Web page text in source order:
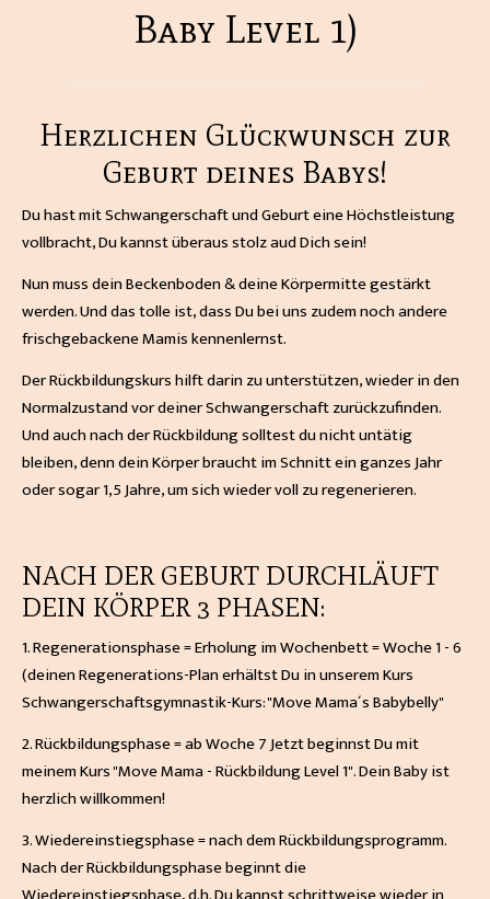
Baby Level 1)
Herzlichen Glückwunsch zur
Geburt deines Babys!
Du hast mit Schwangerschaft und Geburt eine Höchstleistung
vollbracht, Du kannst überaus stolz aud Dich sein!
Nun muss dein Beckenboden & deine Körpermitte gestärkt
werden. Und das tolle ist, dass Du bei uns zudem noch andere
frischgebackene Mamis kennenlernst.
Der Rückbildungskurs hilft darin zu unterstützen, wieder in den
Normalzustand vor deiner Schwangerschaft zurückzufinden.
Und auch nach der Rückbildung solltest du nicht untätig
bleiben, denn dein Körper braucht im Schnitt ein ganzes Jahr
oder sogar 1,5 Jahre, um sich wieder voll zu regenerieren.
NACH DER GEBURT DURCHLÄUFT
DEIN KÖRPER 3 PHASEN:
1. Regenerationsphase = Erholung im Wochenbett = Woche 1 - 6
(deinen Regenerations-Plan erhältst Du in unserem Kurs
Schwangerschaftsgymnastik-Kurs: "Move Mama´s Babybelly"
2. Rückbildungsphase = ab Woche 7 Jetzt beginnst Du mit
meinem Kurs "Move Mama - Rückbildung Level 1". Dein Baby ist
herzlich willkommen!
3. Wiedereinstiegsphase = nach dem Rückbildungsprogramm.
Nach der Rückbildungsphase beginnt die